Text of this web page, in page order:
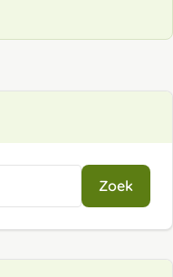
Zoek